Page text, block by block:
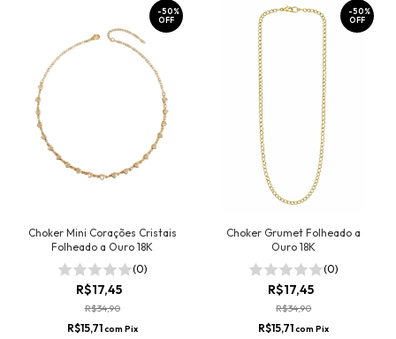
Choker Mini Corações Cristais
Folheado a Ouro 18K
(0)
R$17,45
-50%
OFF
R$34,90
R$15,71com Pix
Choker Grumet Folheado a
Ouro 18K
(0)
R$17,45
-50%
OFF
R$34,90
R$15,71com Pix